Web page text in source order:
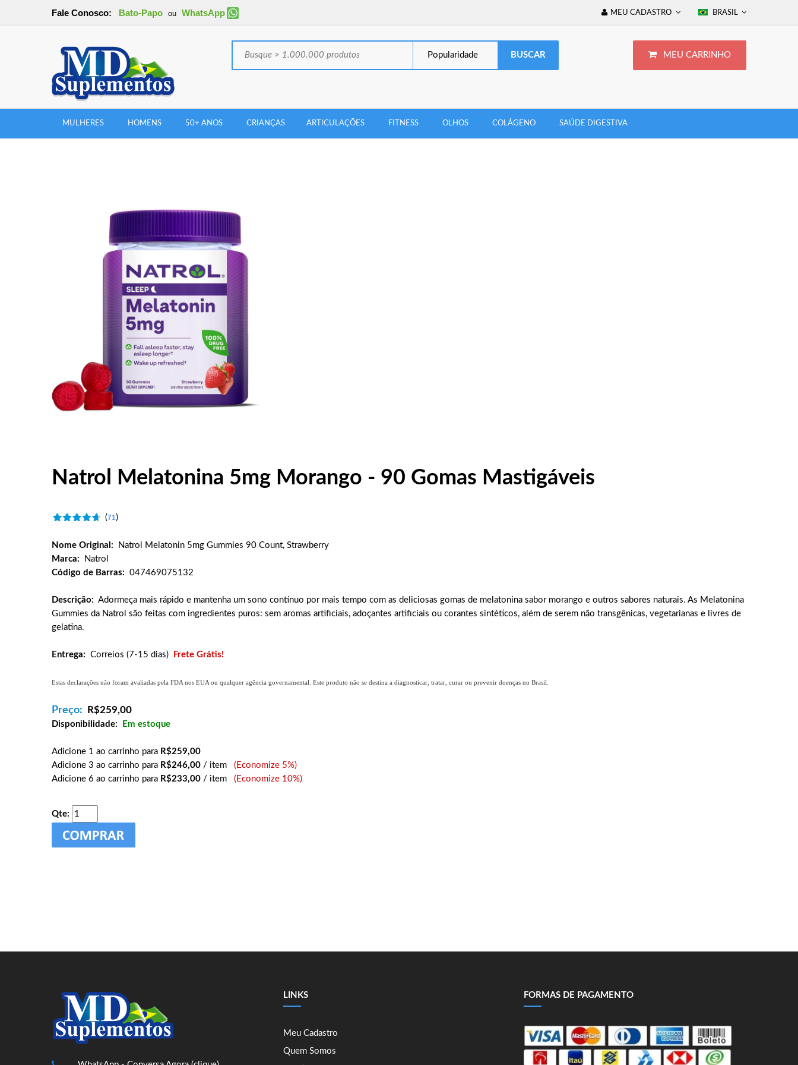
Fale Conosco: Bato-Papo ou WhatsApp BRASIL
MEU CADASTRO
MEU CARRINHO
Popularidade
MULHERES HOMENS 50+ ANOS CRIANÇAS ARTICULAÇÕES FITNESS OLHOS COLÁGENO SAÚDE DIGESTIVA
Natrol Melatonina 5mg Morango - 90 Gomas Mastigáveis
(71)
Nome Original:
Natrol Melatonin 5mg Gummies 90 Count, Strawberry
Marca:
Natrol
Código de Barras: 047469075132
Descrição: Adormeça mais rápido e mantenha um sono contínuo por mais tempo com as deliciosas gomas de melatonina sabor morango e outros sabores naturais. As Melatonina
Gummies da Natrol são feitas com ingredientes puros: sem aromas artificiais, adoçantes artificiais ou corantes sintéticos, além de serem não transgênicas, vegetarianas e livres de
gelatina.
Entrega: Correios (7-15 dias) Frete Grátis!
Estas declarações não foram avaliadas pela FDA nos EUA ou qualquer agência governamental. Este produto não se destina a diagnosticar, tratar, curar ou prevenir doenças no Brasil.
Preço: R$259,00
Disponibilidade: Em estoque
Adicione 1 ao carrinho para R$259,00
Adicione 3 ao carrinho para R$246,00 / item (Economize 5%)
Adicione 6 ao carrinho para R$233,00 / item (Economize 10%)
Qte:
LINKS
Meu Cadastro
Quem Somos
FORMAS DE PAGAMENTO